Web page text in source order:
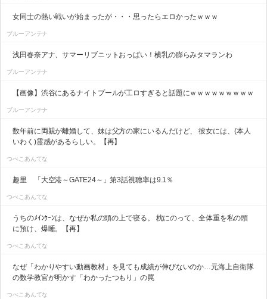
女同士の熱い戦いが始まったが・・・思ったらエロかったｗｗｗ
ブルーアンテナ
浅田春奈アナ、サマーリブニットおっぱい！横乳の膨らみタマランわ
ブルーアンテナ
【画像】渋谷にあるナイトプールが工ロすぎると話題にｗｗｗｗｗｗｗｗｗ
ブルーアンテナ
数年前に両親が離婚して、妹は父方の家にいるんだけど、 彼女には、(本人
いわく)霊感があるらしい。【再】
つべこあんてな
趣里 「大空港～GATE24～」第3話視聴率は9.1％
つべこあんてな
うちのﾒｲﾝｸｰﾝは、なぜか私の頭の上で寝る。 枕にのって、全体重を私の頭
に預け、爆睡。【再】
つべこあんてな
なぜ「わかりやすい動画教材」を見ても成績が伸びないのか…元海上自衛隊
の数学教官が明かす「わかったつもり」の罠
つべこあんてな